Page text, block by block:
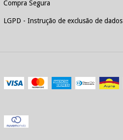
Compra Segura
LGPD - Instrução de exclusão de dados